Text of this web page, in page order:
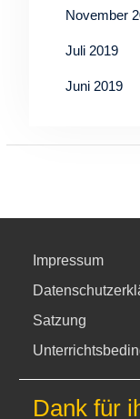
November
Juli 2019
Juni 2019
Impressum
Satzung
Dank für